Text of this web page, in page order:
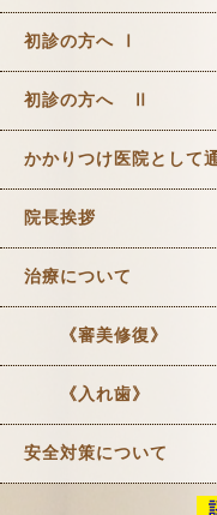
初診の方へ Ⅰ
初診の方へ Ⅱ
かかりつけ医院として
院長挨拶
治療について
《審美修復》
《入れ歯》
安全対策について